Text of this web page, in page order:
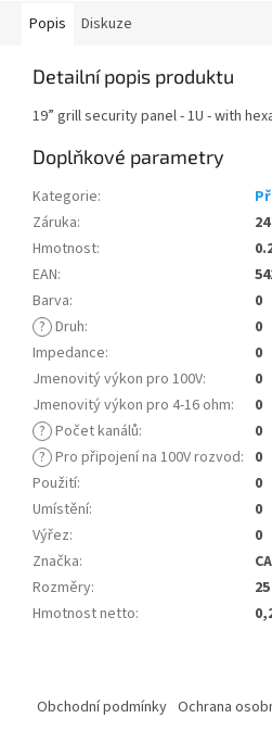
Popis Diskuze
Detailní popis produktu
19” grill security panel - 1U - with
Doplňkové parametry
Kategorie:
Záruka:
Hmotnost:
EAN:
Barva:
0
? Druh:
0
Impedance:
0
Jmenovitý výkon pro 100V:
0
Jmenovitý výkon pro 4-16 ohm:
0
? Počet kanálů:
0
? Pro připojení na 100V rozvod: 0
Použití:
0
Umístění:
0
Výřez:
0
Značka:
Rozměry:
Hmotnost netto:
Obchodní podmínky Ochrana